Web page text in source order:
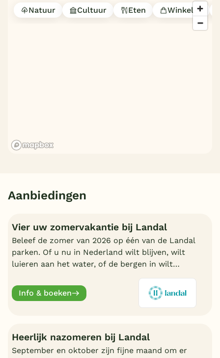
Natuur Cultuur Eten Winkelen
Aanbiedingen
Vier uw zomervakantie bij Landal
Beleef de zomer van 2026 op één van de Landal
parken. Of u nu in Nederland wilt blijven, wilt
luieren aan het water, of de bergen in wilt
fijn Landal park.
Info & boeken
Heerlijk nazomeren bij Landal
September en oktober zijn fijne maand om er